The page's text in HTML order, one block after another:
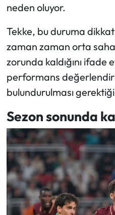
neden oluyor.
Tekke, bu duruma
zaman zaman orta
zorunda kaldığını ifade
performans
bulundurulması
Sezon sonunda